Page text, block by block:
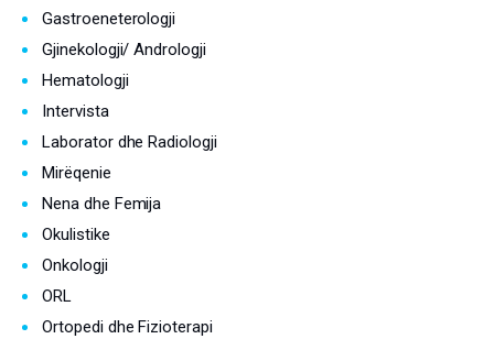
Të njohim ilaçet/suplementet
Gastroeneterologji
Gjinekologji/ Andrologji
Hematologji
Intervista
Laborator dhe Radiologji
Mirëqenie
Nena dhe Femija
Okulistike
Onkologji
ORL
Ortopedi dhe Fizioterapi